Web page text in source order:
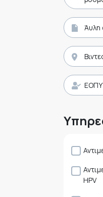
Άυλη
HPV